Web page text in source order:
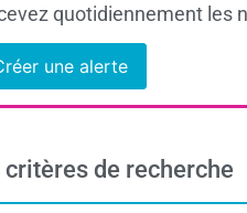
quotidiennement les
une alerte
de recherche